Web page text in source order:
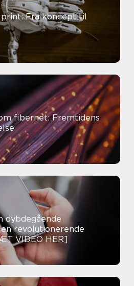
Fra koncept til
fibernet: Fremtidens
dybdegående
revolutionerende
VIDEO HER]